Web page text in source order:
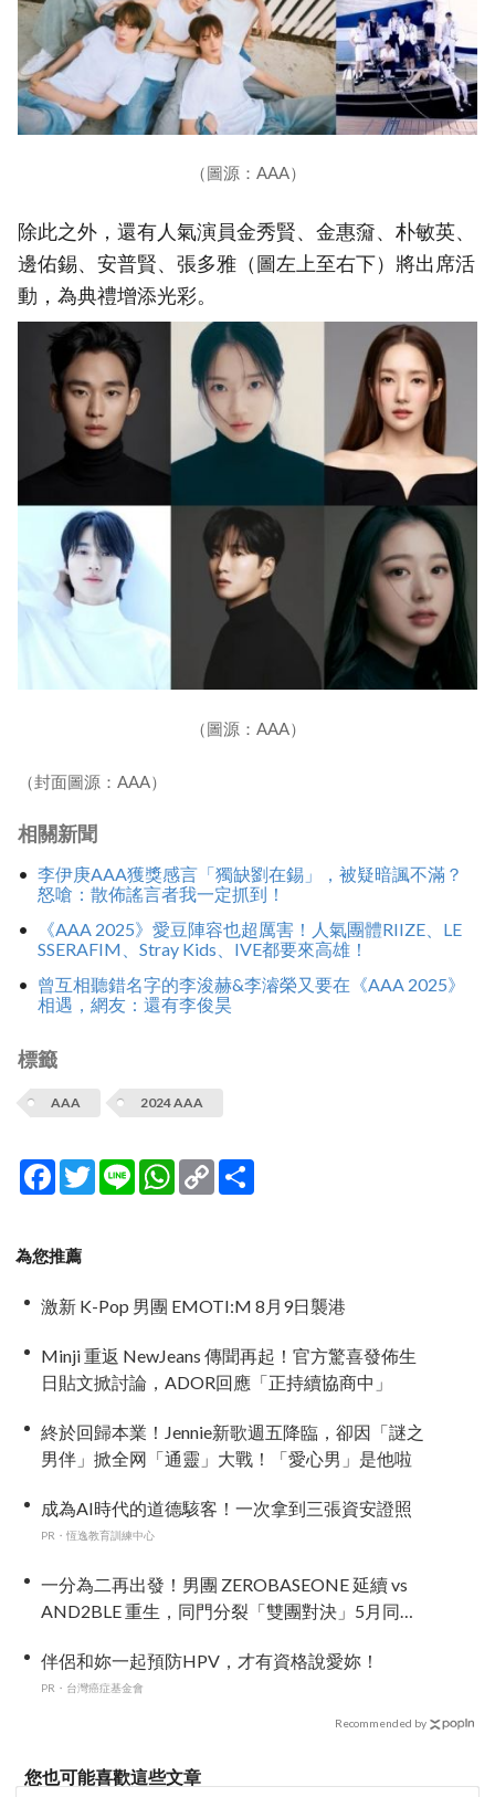
（圖源：AAA）
除此之外，還有人氣演員金秀賢、金惠奫、朴敏英、
邊佑錫、安普賢、張多雅（圖左上至右下）將出席活
動，為典禮增添光彩。
（圖源：AAA）
（封面圖源：AAA）
相關新聞
李伊庚AAA獲獎感言「獨缺劉在錫」，被疑暗諷不滿？
怒嗆：散佈謠言者我一定抓到！
《AAA 2025》愛豆陣容也超厲害！人氣團體RIIZE、LE
SSERAFIM、Stray Kids、IVE都要來高雄！
曾互相聽錯名字的李浚赫&李濬榮又要在《AAA 2025》
相遇，網友：還有李俊昊
標籤
AAA 2024 AAA
Facebook
TwitterLine WhatsApp
Copy
Link
為您推薦
激新 K-Pop 男團 EMOTI:M 8月9日襲港
Minji 重返 NewJeans 傳聞再起！官方驚喜發佈生
日貼文掀討論，ADOR回應「正持續協商中」
終於回歸本業！Jennie新歌週五降臨，卻因「謎之
男伴」掀全网「通靈」大戰！「愛心男」是他啦
成為AI時代的道德駭客！一次拿到三張資安證照
PR・恆逸教育訓練中心
一分為二再出發！男團 ZEROBASEONE 延續 vs
AND2BLE 重生，同門分裂「雙團對決」5月同時
伴侶和妳一起預防HPV，才有資格說愛妳！
PR・台灣癌症基金會
Recommended by
您也可能喜歡這些文章